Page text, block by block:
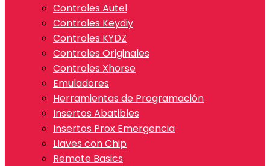
Controles Autel
Controles Keydiy
Controles KYDZ
Controles Originales
Controles Xhorse
Emuladores
Herramientas de Programación
Insertos Abatibles
Insertos Prox Emergencia
Llaves con Chip
Remote Basics